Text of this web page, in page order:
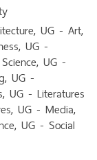
UG - Art,
UG -
UG -
UG -
UG - Literatures
UG - Media,
UG - Social